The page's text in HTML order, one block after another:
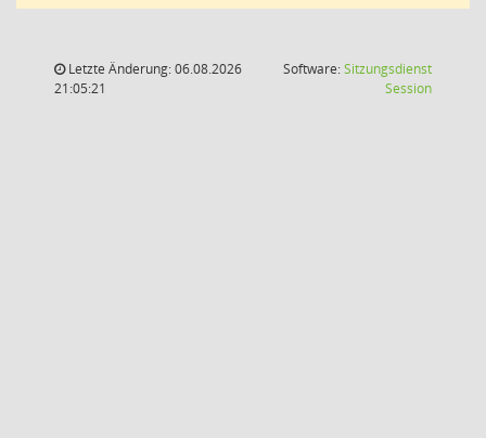
Letzte Änderung: 06.08.2026
21:05:21
Software:Sitzungsdienst
Session(Wird in